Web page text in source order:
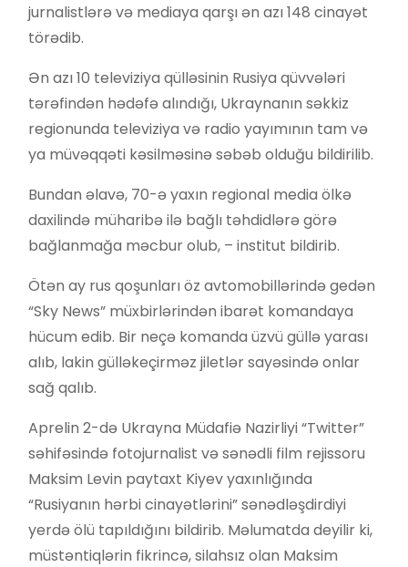
jurnalistlərə və mediaya qarşı ən azı 148 cinayət
törədib.
Ən azı 10 televiziya qülləsinin Rusiya qüvvələri
tərəfindən hədəfə alındığı, Ukraynanın səkkiz
regionunda televiziya və radio yayımının tam və
ya müvəqqəti kəsilməsinə səbəb olduğu bildirilib.
Bundan əlavə, 70-ə yaxın regional media ölkə
daxilində müharibə ilə bağlı təhdidlərə görə
bağlanmağa məcbur olub, – institut bildirib.
Ötən ay rus qoşunları öz avtomobillərində gedən
“Sky News” müxbirlərindən ibarət komandaya
hücum edib. Bir neçə komanda üzvü güllə yarası
alıb, lakin gülləkeçirməz jiletlər sayəsində onlar
sağ qalıb.
Aprelin 2-də Ukrayna Müdafiə Nazirliyi “Twitter”
səhifəsində fotojurnalist və sənədli film rejissoru
Maksim Levin paytaxt Kiyev yaxınlığında
“Rusiyanın hərbi cinayətlərini” sənədləşdirdiyi
yerdə ölü tapıldığını bildirib. Məlumatda deyilir ki,
müstəntiqlərin fikrincə, silahsız olan Maksim